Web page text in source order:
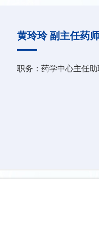
黄玲玲 副主任药
职务：药学中心主任助